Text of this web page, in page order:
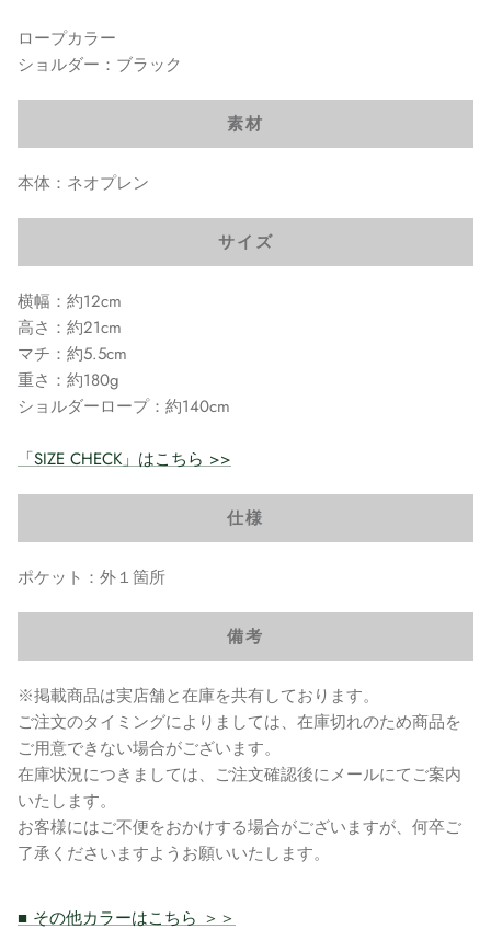
ロープカラー
ショルダー：ブラック
素材
本体：ネオプレン
サイズ
横幅：約12cm
高さ：約21cm
マチ：約5.5cm
重さ：約180g
ショルダーロープ：約140cm
「SIZE CHECK」はこちら >>
仕様
ポケット：外１箇所
備考
※掲載商品は実店舗と在庫を共有しております。
ご注文のタイミングによりましては、在庫切れのため商品を
ご用意できない場合がございます。
在庫状況につきましては、ご注文確認後にメールにてご案内
いたします。
お客様にはご不便をおかけする場合がございますが、何卒ご
了承くださいますようお願いいたします。
■ その他カラーはこちら ＞＞